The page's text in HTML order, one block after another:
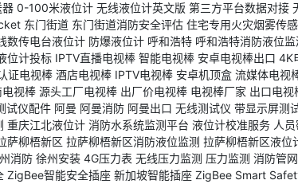
器 0-100米液位计 无线液位计英文版 第三方平台数据对接
东门街道 东门街道消防安全评估 住宅专用火灾烟雾传
数传电台液位计 防爆液位计 呼和浩特 呼和浩特消防液位监
位计投标 IPTV直播电视棒 智能电视棒 安卓电视棒出口 4K
证电视棒 酒店电视棒 IPTV电视棒 安卓机顶盒 流媒体电视
视棒 源头工厂电视棒 出厂价电视棒 电视棒厂家 出口电视
试仪配件 阿曼 阿曼消防 阿曼出口 无线测试仪 带显示屏测
重庆江北液位计 消防水系统监测平台 液位计校准服务 人
萨柳梧新区 拉萨柳梧新区消防液位监测 拉萨柳梧新区液位
消防 徐州安装 4G压力表 无线压力监测 压力监测 消防管网
ZigBee智能安全插座 新加坡智能插座 ZigBee Smart